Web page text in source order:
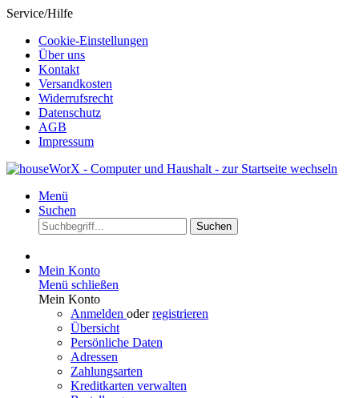
Service/Hilfe
Cookie-Einstellungen
Über uns
Kontakt
Versandkosten
Widerrufsrecht
Datenschutz
AGB
Impressum
Menü
Suchen
Suchen
Mein Konto
Menü schließen
Mein Konto
Anmelden oderregistrieren
Übersicht
Persönliche Daten
Adressen
Zahlungsarten
Kreditkarten verwalten